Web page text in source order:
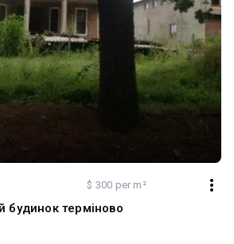
$ 300 per m²
будинок терміново